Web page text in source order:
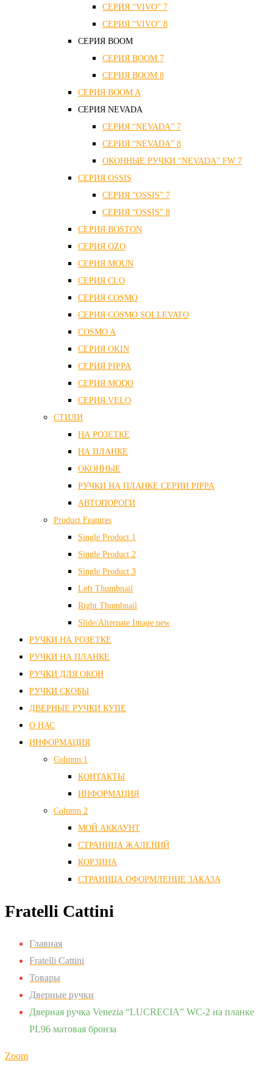
СЕРИЯ “VIVO” 7
СЕРИЯ “VIVO” 8
СЕРИЯ ВOOM
СЕРИЯ ВOOM 7
СЕРИЯ ВOOM 8
СЕРИЯ ВOOM A
СЕРИЯ NEVADA
СЕРИЯ “NEVADA” 7
СЕРИЯ “NEVADA” 8
ОКОННЫЕ РУЧКИ “NEVADA” FW 7
СЕРИЯ OSSIS
СЕРИЯ “OSSIS” 7
СЕРИЯ “OSSIS” 8
СЕРИЯ ВOSTON
CЕРИЯ OZO
СЕРИЯ MOUN
СЕРИЯ CLO
СЕРИЯ COSMO
СЕРИЯ COSMO SOLLEVATO
COSMO A
СЕРИЯ OKIN
СЕРИЯ PIPPA
СЕРИЯ MODO
СЕРИЯ VELO
СТИЛИ
НА РОЗЕТКЕ
НА ПЛАНКЕ
ОКОННЫЕ
РУЧКИ НА ПЛАНКЕ СЕРИИ PIPPA
АВТОПОРОГИ
Product Features
Single Product 1
Single Product 2
Single Product 3
Left Thumbnail
Right Thumbnail
Slide/Alternate Image new
РУЧКИ НА РОЗЕТКЕ
РУЧКИ НА ПЛАНКЕ
РУЧКИ ДЛЯ ОКОН
РУЧКИ СКОБЫ
ДВЕРНЫЕ РУЧКИ КУПЕ
О НАС
ИНФОРМАЦИЯ
Column 1
КОНТАКТЫ
ИНФОРМАЦИЯ
Column 2
МОЙ АККАУНТ
СТРАНИЦА ЖАЛЕНИЙ
КОРЗИНА
СТРАНИЦА ОФОРМЛЕНИЕ ЗАКАЗА
Fratelli Cattini
Главная
Fratelli Cattini
Товары
Дверные ручки
Дверная ручка Venezia “LUCRECIA” WC-2 на планке
PL96 матовая бронза
Zoom